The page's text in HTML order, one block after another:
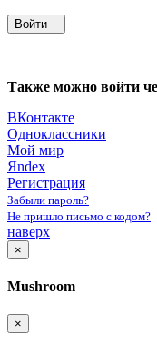
Войти
Также можно войти
ВКонтакте
Одноклассники
Мой мир
Яndex
Регистрация
Забыли пароль?
Не пришло письмо с кодом?
наверх
×
Mushroom
×